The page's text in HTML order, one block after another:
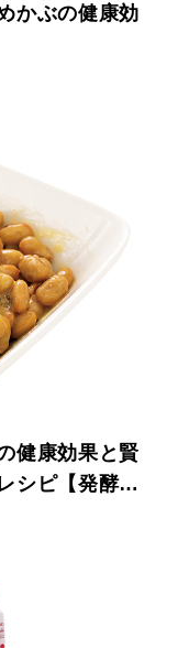
かぶの健康効
健康効果と賢
シピ【発酵食